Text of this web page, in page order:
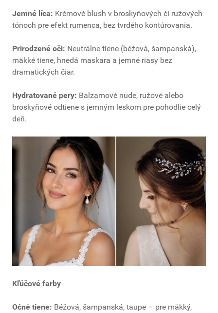
Jemné líca: Krémové blush v broskyňových či ružových
tónoch pre efekt rumenca, bez tvrdého kontúrovania.
Prirodzené oči: Neutrálne tiene (béžová, šampanská),
mäkké tiene, hnedá maskara a jemné riasy bez
dramatických čiar.
Hydratované pery: Balzamové nude, ružové alebo
broskyňové odtiene s jemným leskom pre pohodlie celý
deň.
Kľúčové farby
Očné tiene: Béžová, šampanská, taupe – pre mäkký,